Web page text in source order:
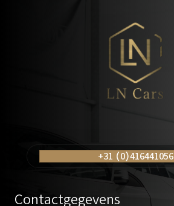
+31 (0)416441056
Contactgegevens